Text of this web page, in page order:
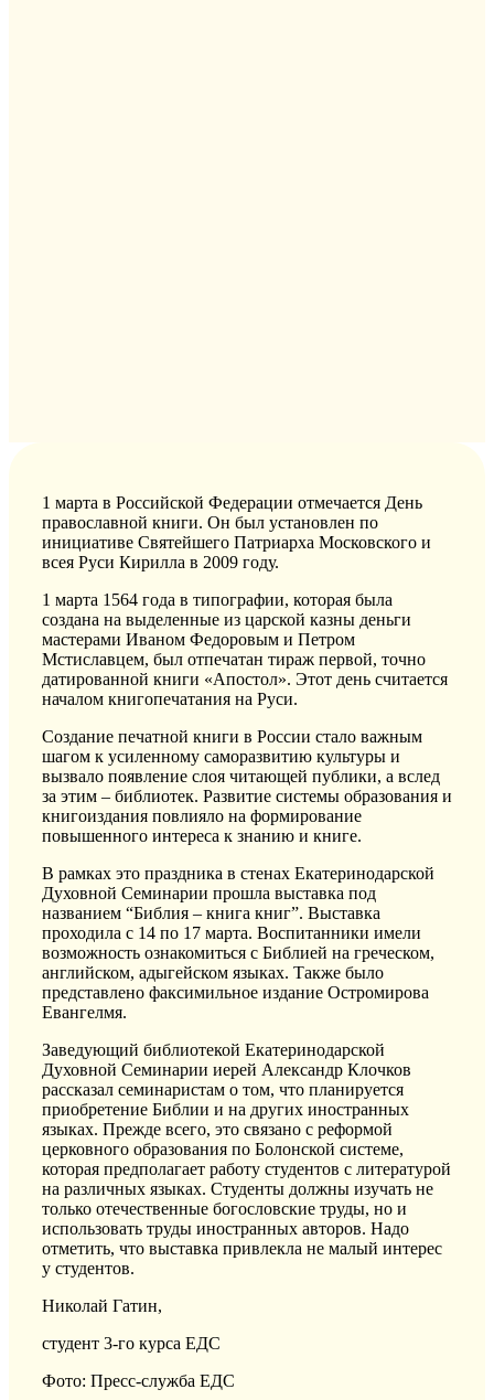
1 марта в Российской Федерации отмечается День
православной книги. Он был установлен по
инициативе Святейшего Патриарха Московского и
всея Руси Кирилла в 2009 году.
1 марта 1564 года в типографии, которая была
создана на выделенные из царской казны деньги
мастерами Иваном Федоровым и Петром
Мстиславцем, был отпечатан тираж первой, точно
датированной книги «Апостол». Этот день считается
началом книгопечатания на Руси.
Создание печатной книги в России стало важным
шагом к усиленному саморазвитию культуры и
вызвало появление слоя читающей публики, а вслед
за этим – библиотек. Развитие системы образования и
книгоиздания повлияло на формирование
повышенного интереса к знанию и книге.
В рамках это праздника в стенах Екатеринодарской
Духовной Семинарии прошла выставка под
названием “Библия – книга книг”. Выставка
проходила с 14 по 17 марта. Воспитанники имели
возможность ознакомиться с Библией на греческом,
английском, адыгейском языках. Также было
представлено факсимильное издание Остромирова
Евангелмя.
Заведующий библиотекой Екатеринодарской
Духовной Семинарии иерей Александр Клочков
рассказал семинаристам о том, что планируется
приобретение Библии и на других иностранных
языках. Прежде всего, это связано с реформой
церковного образования по Болонской системе,
которая предполагает работу студентов с литературой
на различных языках. Студенты должны изучать не
только отечественные богословские труды, но и
использовать труды иностранных авторов. Надо
отметить, что выставка привлекла не малый интерес
у студентов.
Николай Гатин,
студент 3-го курса ЕДС
Фото: Пресс-служба ЕДС